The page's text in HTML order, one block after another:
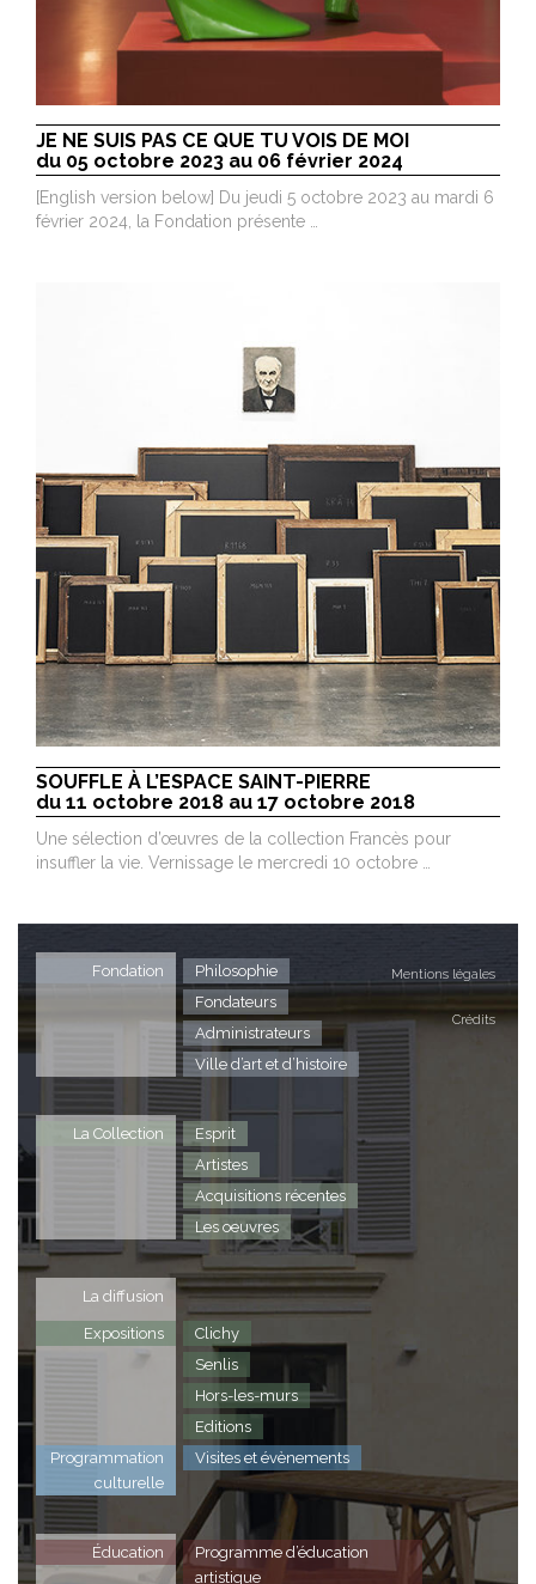
JE NE SUIS PAS CE QUE TU VOIS DE MOI
du 05 octobre 2023 au 06 février 2024
[English version below] Du jeudi 5 octobre 2023 au mardi 6
février 2024, la Fondation présente …
SOUFFLE À L’ESPACE SAINT-PIERRE
du 11 octobre 2018 au 17 octobre 2018
Une sélection d’œuvres de la collection Francès pour
insuffler la vie. Vernissage le mercredi 10 octobre …
Mentions légales
Crédits
Fondation
Philosophie
Fondateurs
Administrateurs
Ville d’art et d’histoire
La Collection
Esprit
Artistes
Acquisitions récentes
Les oeuvres
La diffusion
Expositions
Clichy
Senlis
Hors-les-murs
Editions
Programmation
culturelle
Visites et évènements
Éducation
Programme d’éducation
artistique